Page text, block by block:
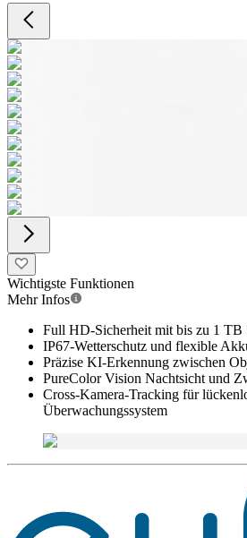
Wichtigste Funktionen
Mehr Infos
Full HD-Sicherheit mit bis zu 1 TB
IP67-Wetterschutz und flexible
Präzise KI-Erkennung zwischen
PureColor Vision Nachtsicht und
Cross-Kamera-Tracking für
Überwachungssystem